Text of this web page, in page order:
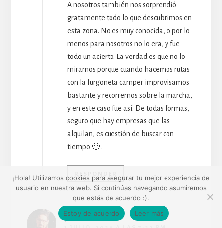
A nosotros también nos sorprendió
gratamente todo lo que descubrimos en
esta zona. No es muy conocida, o por lo
menos para nosotros no lo era, y fue
todo un acierto. La verdad es que no lo
miramos porque cuando hacemos rutas
con la furgoneta camper improvisamos
bastante y recorremos sobre la marcha,
y en este caso fue así. De todas formas,
seguro que hay empresas que las
alquilan, es cuestión de buscar con
tiempo 🙂 .
RESPONDER
JOSE D.
¡Hola! Utilizamos cookies para asegurar tu mejor experiencia de
usuario en nuestra web. Si continúas navegando asumiremos
que estás de acuerdo :).
Estoy de acuerdo
Leer más